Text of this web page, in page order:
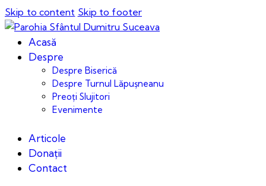
Skip to content Skip to footer
Acasă
Despre
Despre Biserică
Despre Turnul Lăpușneanu
Preoți Slujitori
Evenimente
Articole
Donații
Contact